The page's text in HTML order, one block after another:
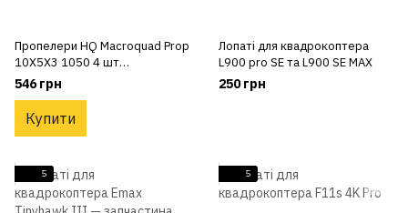
Пропелери HQ Macroquad Prop
10X5X3 1050 4 шт
(2CW+2CCW) для 10" FPV
дрона
546 грн
Купити
Лопаті для квадрокоптера
L900 pro SE та L900 SE MAX
250 грн
5 5